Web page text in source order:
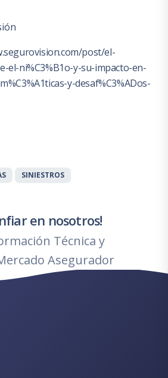
post/el-
el-ni%C3%B1o-y-su-impacto-en-
y-desaf%C3%ADos-
SINIESTROS
en nosotros!
Técnica y
Asegurador